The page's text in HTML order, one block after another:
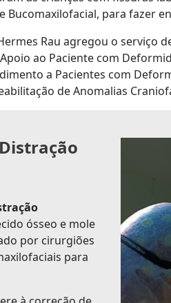
para fazer
Rau agregou o serviço
ao Paciente com
a Pacientes com
de Anomalias
ósseo e mole
por cirurgiões
para